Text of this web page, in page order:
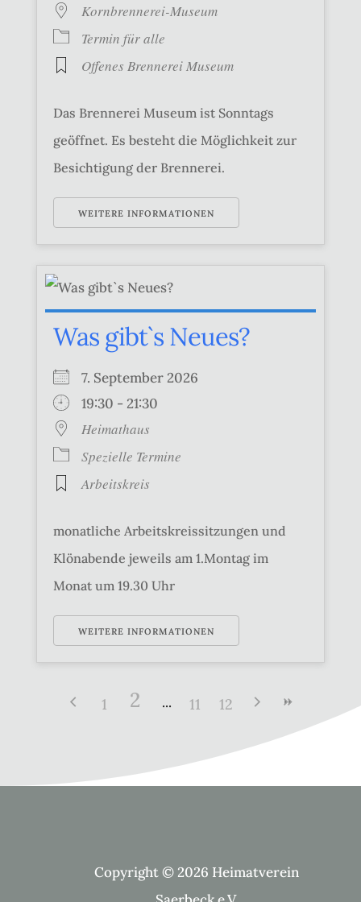
Kornbrennerei-Museum
Termin für alle
Offenes Brennerei Museum
Das Brennerei Museum ist Sonntags
geöffnet. Es besteht die Möglichkeit zur
Besichtigung der Brennerei.
WEITERE INFORMATIONEN
Was gibt`s Neues?
7. September 2026
19:30 - 21:30
Heimathaus
Spezielle Termine
Arbeitskreis
monatliche Arbeitskreissitzungen und
Klönabende jeweils am 1.Montag im
Monat um 19.30 Uhr
WEITERE INFORMATIONEN
1 2 11 12
Copyright © 2026 Heimatverein